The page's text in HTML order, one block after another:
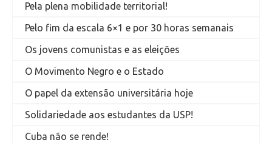
Pela plena mobilidade territorial!
Pelo fim da escala 6×1 e por 30 horas semanais
Os jovens comunistas e as eleições
O Movimento Negro e o Estado
O papel da extensão universitária hoje
Solidariedade aos estudantes da USP!
Cuba não se rende!